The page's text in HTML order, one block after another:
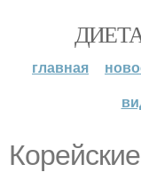
главная